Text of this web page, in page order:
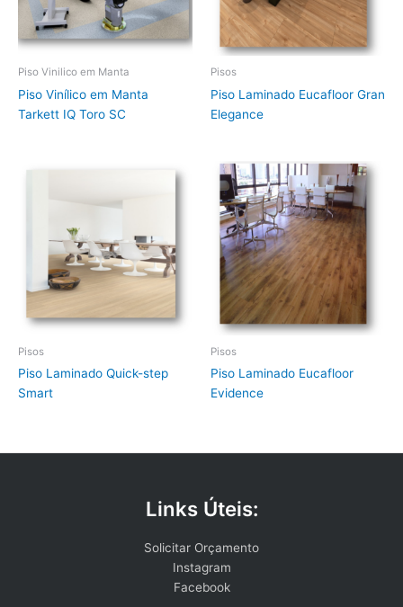
Piso Vinilico em Manta
Piso Vinílico em Manta
Tarkett IQ Toro SC
Pisos
Piso Laminado Eucafloor Gran
Elegance
Pisos
Piso Laminado Quick-step
Smart
Pisos
Piso Laminado Eucafloor
Evidence
Links Úteis:
Solicitar Orçamento
Instagram
Facebook